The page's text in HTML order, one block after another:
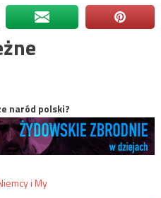
naród polski?